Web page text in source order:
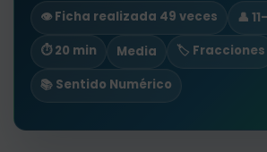
👁️ Ficha realizada 49 veces
👤
⏱ 20 min
Media
🏷️ Fracciones
📚 Sentido Numérico